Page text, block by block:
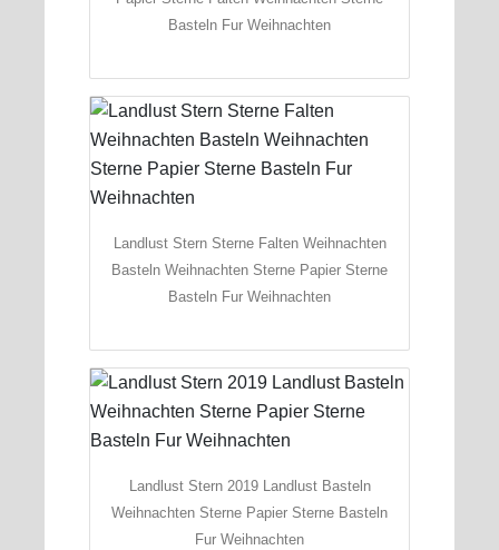
Basteln Fur Weihnachten
Landlust Stern Sterne Falten Weihnachten
Basteln Weihnachten Sterne Papier Sterne
Basteln Fur Weihnachten
Landlust Stern 2019 Landlust Basteln
Weihnachten Sterne Papier Sterne Basteln
Fur Weihnachten